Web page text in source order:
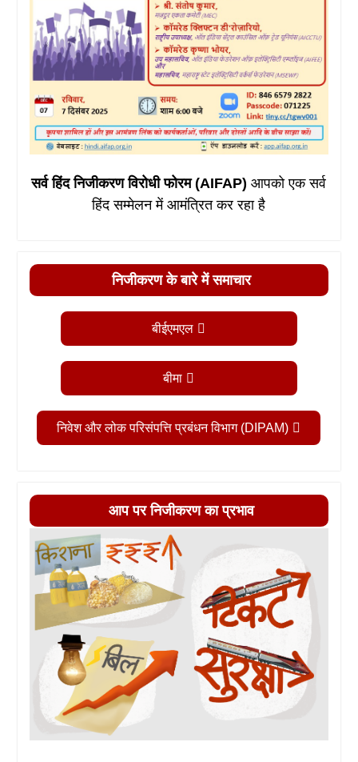
सर्व हिंद निजीकरण विरोधी फोरम (AIFAP)आपको एक सर्व
हिंद सम्मेलन में आमंत्रित कर रहा है
निजीकरण के बारे में समाचार
बीईएमएल
बीमा
निवेश और लोक परिसंपत्ति प्रबंधन विभाग (DIPAM)
आप पर निजीकरण का प्रभाव